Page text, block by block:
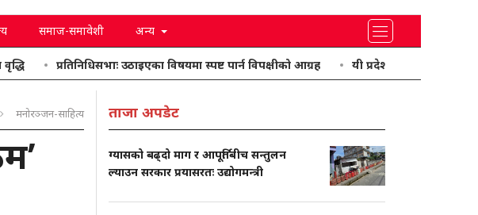
समाज-समावेशी अन्य
प्रतिनिधिसभाः उठाइएका विषयमा स्पष्ट पार्न विपक्षीको आग्रह यी प्रदेशमा भारी वर्षा हुने पूर्वानुमान
मनोरञ्जन-साहित्य ताजा अपडेट
ग्यासको बढ्दो माग र आपूर्तिबीच सन्तुलन
ल्याउन सरकार प्रयासरतः उद्योगमन्त्री